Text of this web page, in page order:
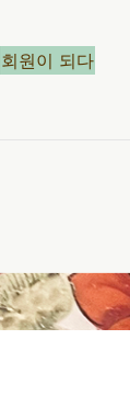
회원이 되다